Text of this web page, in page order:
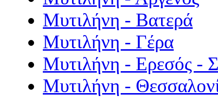
Μυτιλήνη - Βατερά
Μυτιλήνη - Γέρα
Μυτιλήνη - Ερεσός -
Μυτιλήνη -